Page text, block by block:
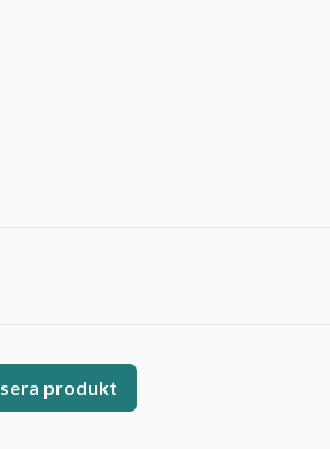
produkt